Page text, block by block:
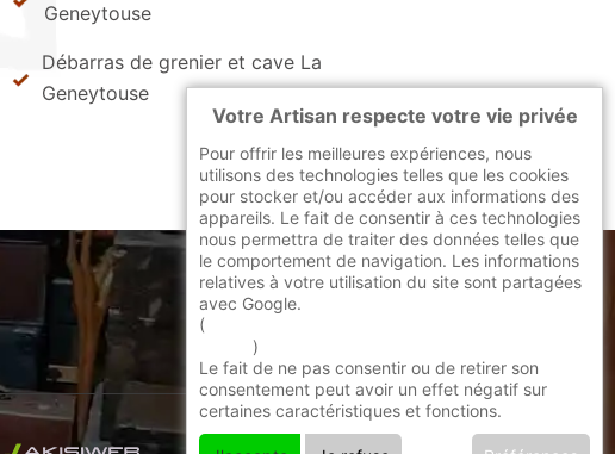
Geneytouse
Débarras de grenier et cave La
Geneytouse
Votre Artisan respecte votre vie privée
Pour offrir les meilleures expériences, nous
utilisons des technologies telles que les cookies
pour stocker et/ou accéder aux informations des
appareils. Le fait de consentir à ces technologies
nous permettra de traiter des données telles que
le comportement de navigation. Les informations
relatives à votre utilisation du site sont partagées
avec Google.
(
)
Le fait de ne pas consentir ou de retirer son
consentement peut avoir un effet négatif sur
certaines caractéristiques et fonctions.